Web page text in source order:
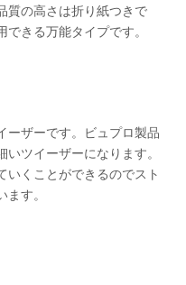
質の高さは折り紙つきで
きる万能タイプです。
ーザーです。ビュプロ製品
ツイーザーになります。
いくことができるのでスト
す。